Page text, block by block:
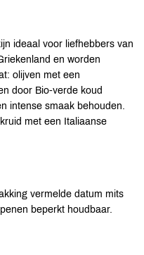
ideaal voor liefhebbers van
en worden
olijven met een
door Bio-verde koud
intense smaak behouden.
met een Italiaanse
vermelde datum mits
beperkt houdbaar.